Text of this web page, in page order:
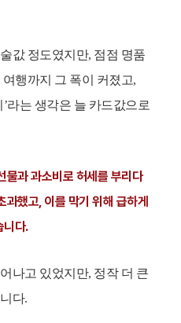
값 정도였지만, 점점 명품
행까지 그 폭이 커졌고,
라는 생각은 늘 카드값으로
물과 과소비로 허세를 부리다
했고, 이를 막기 위해 급하게
니다.
나고 있었지만, 정작 더 큰
다.